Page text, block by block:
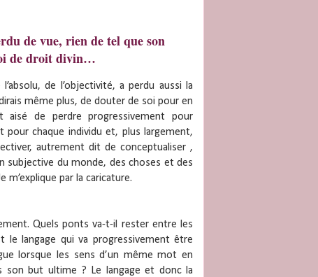
de vue, rien de tel que son
de droit divin…
de l’objectivité, a perdu aussi la
même plus, de douter de soi pour en
de perdre progressivement pour
chaque individu et, plus largement,
autrement dit de conceptualiser ,
subjective du monde, des choses et des
par la caricature.
Quels ponts va-t-il rester entre les
le langage qui va progressivement être
lorsque les sens d’un même mot en
son but ultime ? Le langage et donc la